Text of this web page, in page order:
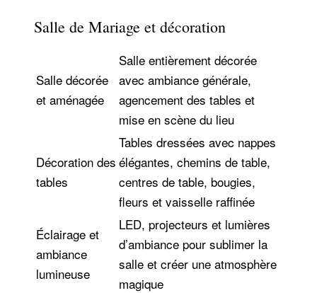
Salle de Mariage et décoration
Salle décorée
et aménagée
Salle entièrement décorée
avec ambiance générale,
agencement des tables et
mise en scène du lieu
Décoration des
tables
Tables dressées avec nappes
élégantes, chemins de table,
centres de table, bougies,
fleurs et vaisselle raffinée
Éclairage et
ambiance
lumineuse
LED, projecteurs et lumières
d’ambiance pour sublimer la
salle et créer une atmosphère
magique